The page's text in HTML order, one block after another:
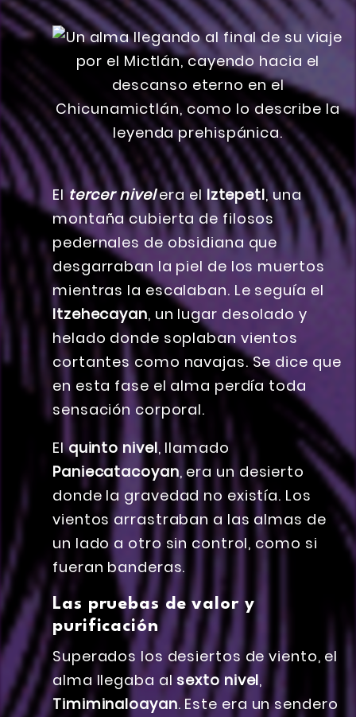
Eltercer nivelera elIztepetl, una
montaña cubierta de filosos
pedernales de obsidiana que
desgarraban la piel de los muertos
mientras la escalaban. Le seguía el
Itzehecayan, un lugar desolado y
helado donde soplaban vientos
cortantes como navajas. Se dice que
en esta fase el alma perdía toda
sensación corporal.
Elquinto nivel, llamado
Paniecatacoyan, era un desierto
donde la gravedad no existía. Los
vientos arrastraban a las almas de
un lado a otro sin control, como si
fueran banderas.
Las pruebas de valor y
purificación
Superados los desiertos de viento, el
alma llegaba alsexto nivel,
Timiminaloayan. Este era un sendero